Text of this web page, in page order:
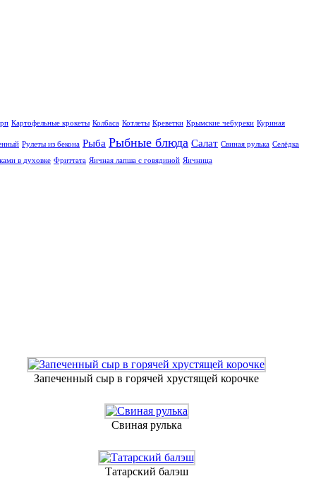
Картофельные крокеты Колбаса Котлеты Креветки Крымские чебуреки Куриная
Рулеты из бекона Рыба Рыбные блюда Салат Свиная рулька Селёдка
в духовке Фриттата Яичная лапша с говядиной Яичница
Запеченный сыр в горячей хрустящей корочке
Свиная рулька
Татарский балэш